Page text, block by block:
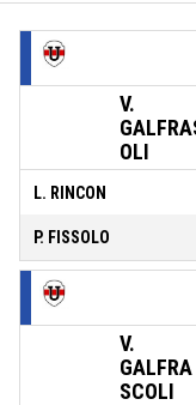
V.
OLI
L. RINCON
P. FISSOLO
V.
GALFRA
SCOLI